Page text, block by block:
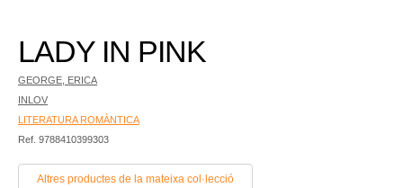
LADY IN PINK
GEORGE, ERICA
INLOV
LITERATURA ROMÀNTICA
Ref. 9788410399303
Altres productes de la mateixa col·lecció